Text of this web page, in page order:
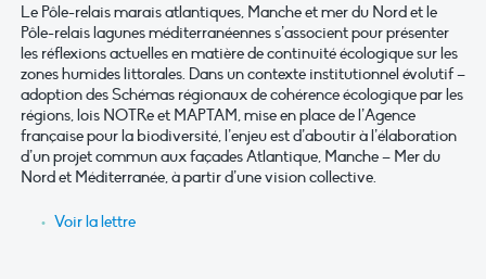
Le Pôle-relais marais atlantiques, Manche et mer du Nord et le
Pôle-relais lagunes méditerranéennes s’associent pour présenter
les réflexions actuelles en matière de continuité écologique sur les
zones humides littorales. Dans un contexte institutionnel évolutif –
adoption des Schémas régionaux de cohérence écologique par les
régions, lois NOTRe et MAPTAM, mise en place de l’Agence
française pour la biodiversité, l’enjeu est d’aboutir à l’élaboration
d’un projet commun aux façades Atlantique, Manche – Mer du
Nord et Méditerranée, à partir d’une vision collective.
Voir la lettre